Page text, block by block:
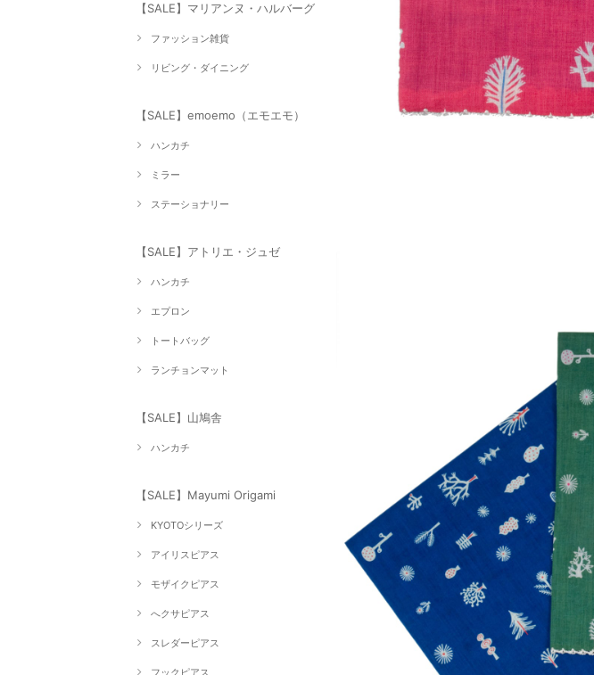
【SALE】マリアンヌ・ハルバーグ
ファッション雑貨
リビング・ダイニング
【SALE】emoemo（エモエモ）
ハンカチ
ミラー
ステーショナリー
【SALE】アトリエ・ジュゼ
ハンカチ
エプロン
トートバッグ
ランチョンマット
【SALE】山鳩舎
ハンカチ
【SALE】Mayumi Origami
KYOTOシリーズ
アイリスピアス
モザイクピアス
へクサピアス
スレダーピアス